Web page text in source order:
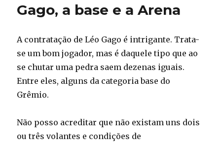
Gago, a base e a Arena
A contratação de Léo Gago é intrigante. Trata-
se um bom jogador, mas é daquele tipo que ao
se chutar uma pedra saem dezenas iguais.
Entre eles, alguns da categoria base do
Grêmio.
Não posso acreditar que não existam uns dois
ou três volantes e condições de